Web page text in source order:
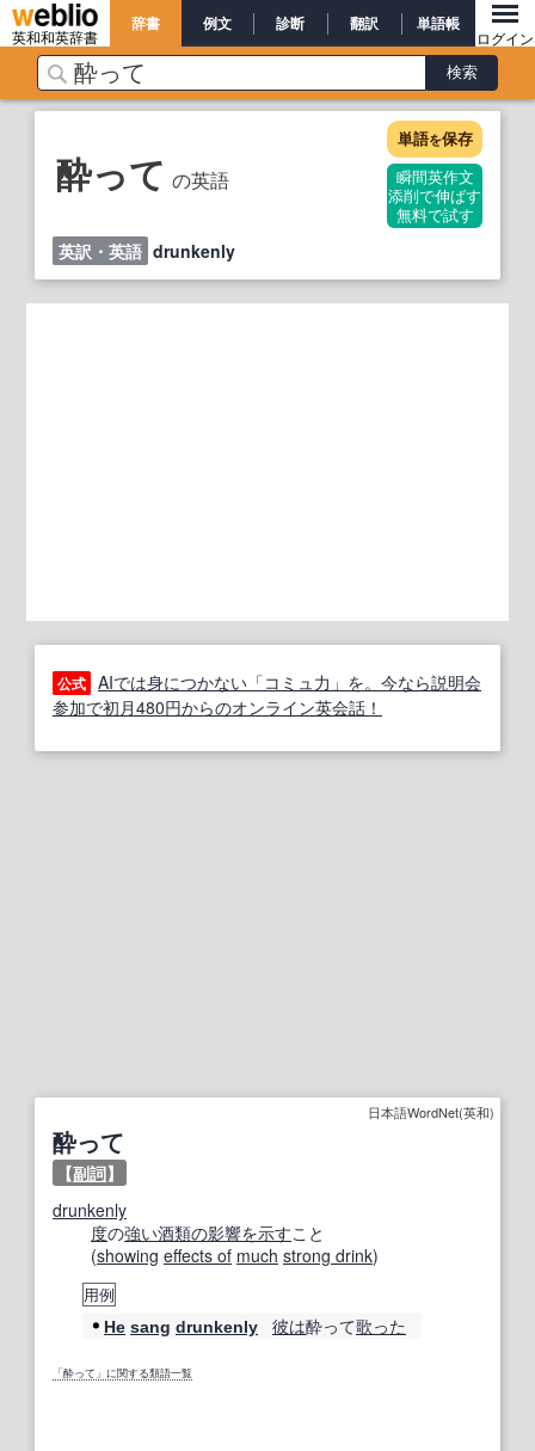
英和和英辞書
辞書 例文 診断 翻訳 単語帳
ログイン
酔って の英語
単語を保存
瞬間英作文
添削で伸ばす
無料で試す
英訳・英語 drunkenly
公式 AIでは身につかない「コミュ力」を。今なら説明会
参加で初月480円からのオンライン英会話！
日本語WordNet(英和)
酔って
【副詞】
drunkenly
度の強い酒類の影響を示すこと
(showing effects of much strong drink)
用例
He sang drunkenly 彼は酔って歌った
「酔って」に関する類語一覧